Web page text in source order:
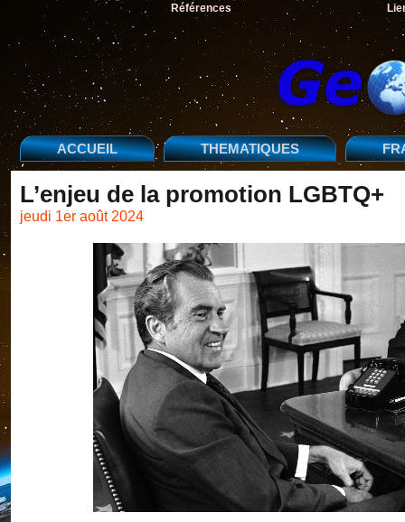
Références
ACCUEIL THEMATIQUES
L’enjeu de la promotion LGBTQ+
jeudi 1er août 2024